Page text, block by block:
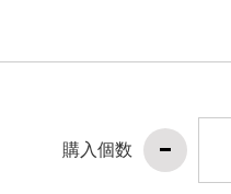
購入個数